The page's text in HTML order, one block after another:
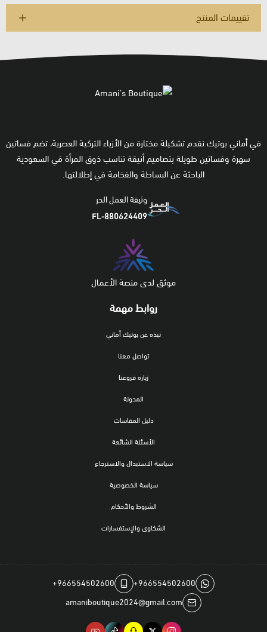
تقييمات المنتج
روابط مهمة
نبذه عن بوتيك أماني
تواصل معنا
زياره فروعنا
المدونة
دليل المقاسات
الأسئلة الشائعة
سياسة الاستبدال والاسترجاع
سياسة الخصوصية
الشروط والأحكام
الشكاوى والإستفسارات
في أماني بوتيك نقدم تشكيلة مختارة من الأزياء التركية العصرية، تضم فساتين
سهرة وفساتين طويلة بتصاميم أنيقة تناسب ذوق المرأة في السعودية
الباحثة عن البساطة والفخامة في إطلالتها.
وثيقة العمل الحر
FL-880624409
موثق لدى منصة الأعمال
+966554502600
+966554502600
amaniboutique2024@gmail.com